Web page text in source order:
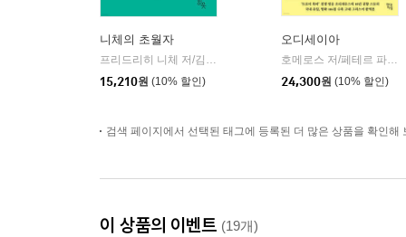
니체의 초월자
프리드리히 니체 저/김철 편역
15,210원 (10% 할인)
오디세이아
호메로스 저/페테르 파울 루벤스 그림/박문재 역
24,300원 (10% 할인)
검색 페이지에서 선택된 태그에 등록된 더 많은 상품을 확인해
이 상품의 이벤트 (19개)